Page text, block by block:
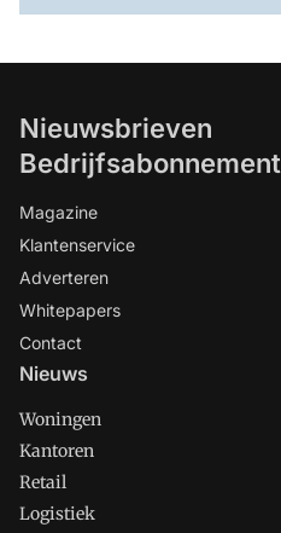
Nieuwsbrieven
Bedrijfsabonnement
Magazine
Klantenservice
Adverteren
Whitepapers
Contact
Nieuws
Woningen
Kantoren
Retail
Logistiek